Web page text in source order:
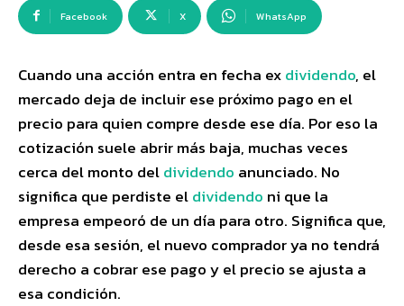
Facebook X WhatsApp
Cuando una acción entra en fecha exdividendo, el
mercado deja de incluir ese próximo pago en el
precio para quien compre desde ese día. Por eso la
cotización suele abrir más baja, muchas veces
cerca del monto deldividendo anunciado. No
significa que perdiste eldividendo ni que la
empresa empeoró de un día para otro. Significa que,
desde esa sesión, el nuevo comprador ya no tendrá
derecho a cobrar ese pago y el precio se ajusta a
esa condición.